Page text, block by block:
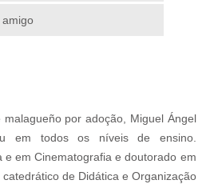
amigo
por adoção, Miguel Ángel
em todos os níveis de ensino.
e em Cinematografia e doutorado em
de Didática e Organização